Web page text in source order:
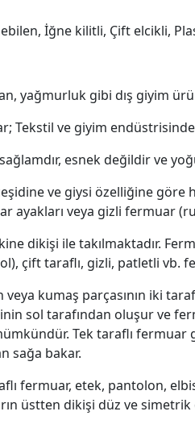
İğne kilitli, Çift elcikli,
yağmurluk gibi dış giyim
Tekstil ve giyim
esnek değildir ve
ve giysi özelliğine göre
veya gizli fermuar
dikişi ile takılmaktadır.
çift taraflı, gizli, patletli
veya kumaş parçasının iki
sol tarafından oluşur ve
Tek taraflı
sağa bakar.
fermuar, etek, pantolon,
üstten dikişi düz ve simetrik